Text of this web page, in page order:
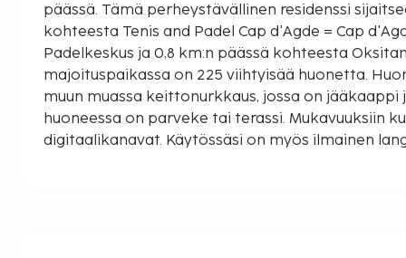
päässä. Tämä perheystävällinen residenssi sijaitsee 0,8 km:n päässä
kohteesta Tenis and Padel Cap d'Agde = Cap
Padelkeskus ja 0,8 km:n päässä kohteesta
majoituspaikassa on 225 viihtyisää huonetta.
muun muassa keittonurkkaus, jossa on jääkaappi
huoneessa on parveke tai terassi. Mukavuuksiin
digitaalikanavat. Käytössäsi on myös ilmainen